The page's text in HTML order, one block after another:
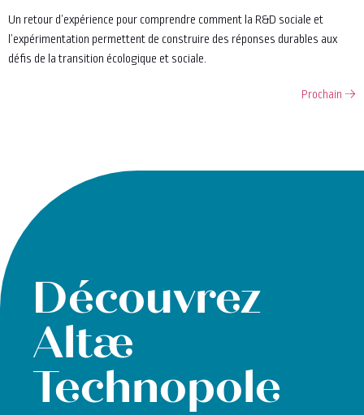
Un retour d’expérience pour comprendre comment la R&D sociale et
l’expérimentation permettent de construire des réponses durables aux
défis de la transition écologique et sociale.
Prochain →
Découvrez
Altæ
Technopole